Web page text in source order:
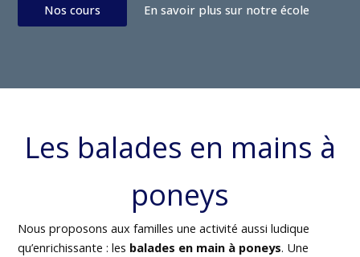
Nos cours En savoir plus sur notre école
Les balades en mains à
poneys
Nous proposons aux familles une activité aussi ludique
qu’enrichissante : les balades en main à poneys. Une